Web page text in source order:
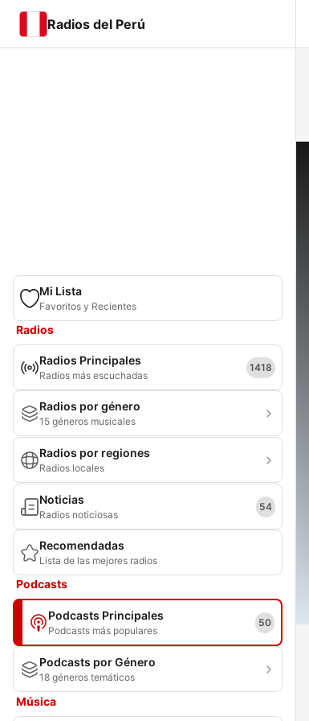
Radios del Perú
Mi Lista
Favoritos y Recientes
Radios
Radios Principales
Radios más escuchadas
1418
Radios por género
15 géneros musicales
Radios por regiones
Radios locales
Noticias
Radios noticiosas
54
Recomendadas
Lista de las mejores radios
Podcasts
Podcasts Principales
Podcasts más populares
50
Podcasts por Género
18 géneros temáticos
Música